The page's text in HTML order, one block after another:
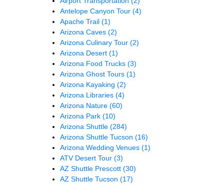
Antelope Canyon Tour (4)
Apache Trail (1)
Arizona Caves (2)
Arizona Culinary Tour (2)
Arizona Desert (1)
Arizona Food Trucks (3)
Arizona Ghost Tours (1)
Arizona Kayaking (2)
Arizona Libraries (4)
Arizona Nature (60)
Arizona Park (10)
Arizona Shuttle (284)
Arizona Shuttle Tucson (16)
Arizona Wedding Venues (1)
ATV Desert Tour (3)
AZ Shuttle Prescott (30)
AZ Shuttle Tucson (17)